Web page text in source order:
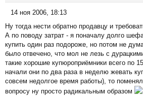
о
о
б
щ
е
н
и
е
14 ноя 2006, 18:13
Ну тогда нести обратно продавцу и
А по поводу затрат - я поначалу долго
купить один раз подороже, но потом не
было отвечено, что мол не лезь с
такие хорошие купюроприёмники всего по
начали они по два раза в неделю жевать
совсем недолгое время работы), то
вопросу ну просто радикальным образом